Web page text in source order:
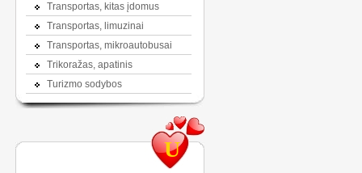
Transportas, kitas įdomus
Transportas, limuzinai
Transportas, mikroautobusai
Trikoražas, apatinis
Turizmo sodybos
U